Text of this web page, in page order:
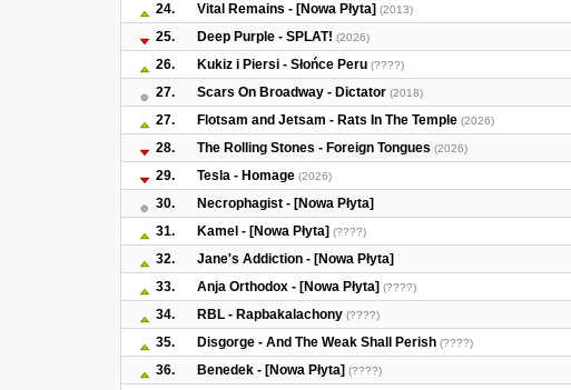
24. Vital Remains - [Nowa Płyta] (2013)
25. Deep Purple - SPLAT! (2026)
26. Kukiz i Piersi - Słońce Peru (????)
27. Scars On Broadway - Dictator (2018)
27. Flotsam and Jetsam - Rats In The Temple (2026)
28. The Rolling Stones - Foreign Tongues (2026)
29. Tesla - Homage (2026)
30. Necrophagist - [Nowa Płyta]
31. Kamel - [Nowa Płyta] (????)
32. Jane's Addiction - [Nowa Płyta]
33. Anja Orthodox - [Nowa Płyta] (????)
34. RBL - Rapbakalachony (????)
35. Disgorge - And The Weak Shall Perish (????)
36. Benedek - [Nowa Płyta] (????)